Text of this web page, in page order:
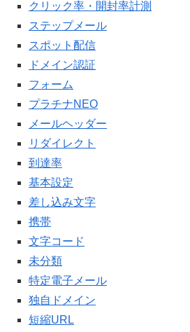
クリック率・開封率計測
ステップメール
スポット配信
ドメイン認証
フォーム
プラチナNEO
メールヘッダー
リダイレクト
到達率
基本設定
差し込み文字
携帯
文字コード
未分類
特定電子メール
独自ドメイン
短縮URL